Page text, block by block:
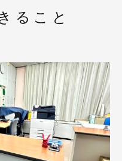
ること